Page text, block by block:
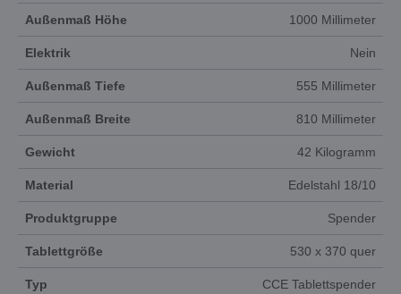
Außenmaß Höhe 1000 Millimeter
Elektrik Nein
Außenmaß Tiefe 555 Millimeter
Außenmaß Breite 810 Millimeter
Gewicht 42 Kilogramm
Material Edelstahl 18/10
Produktgruppe Spender
Tablettgröße 530 x 370 quer
Typ CCE Tablettspender